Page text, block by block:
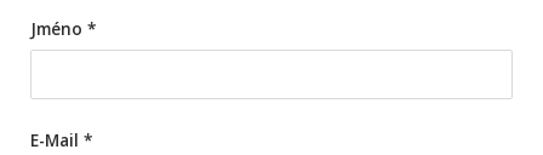
Jméno *
E-Mail *